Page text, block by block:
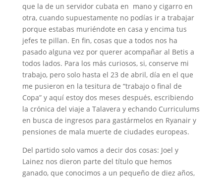
que la de un servidor cubata en mano y cigarro en
otra, cuando supuestamente no podías ir a trabajar
porque estabas muriéndote en casa y encima tus
jefes te pillan. En fin, cosas que a todos nos ha
pasado alguna vez por querer acompañar al Betis a
todos lados. Para los más curiosos, si, conserve mi
trabajo, pero solo hasta el 23 de abril, día en el que
me pusieron en la tesitura de “trabajo o final de
Copa” y aquí estoy dos meses después, escribiendo
la crónica del viaje a Talavera y echando Curriculums
en busca de ingresos para gastármelos en Ryanair y
pensiones de mala muerte de ciudades europeas.
Del partido solo vamos a decir dos cosas: Joel y
Lainez nos dieron parte del título que hemos
ganado, que conocimos a un pequeño de diez años,